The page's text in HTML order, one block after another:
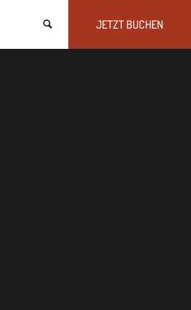
JETZT BUCHEN